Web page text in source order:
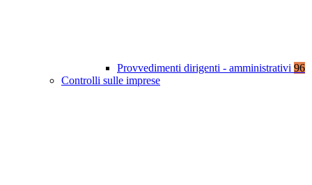
Provvedimenti dirigenti - amministrativi 96
Controlli sulle imprese